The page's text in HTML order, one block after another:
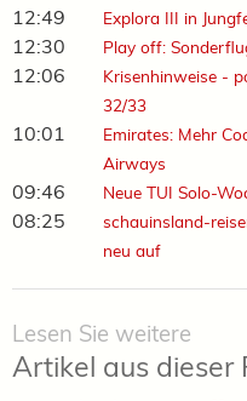
12:49 Explora III in
12:30 Play off:
12:06
Krisenhinweise -
32/33
10:01
Emirates: Mehr
Airways
09:46 Neue TUI Solo-
08:25
schauinsland-
neu auf
Lesen Sie weitere
Artikel aus dieser